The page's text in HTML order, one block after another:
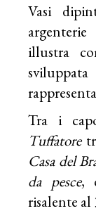
Vasi
illustra
Tra i
Tuffatore
Casa del
da pesce,
risalente al